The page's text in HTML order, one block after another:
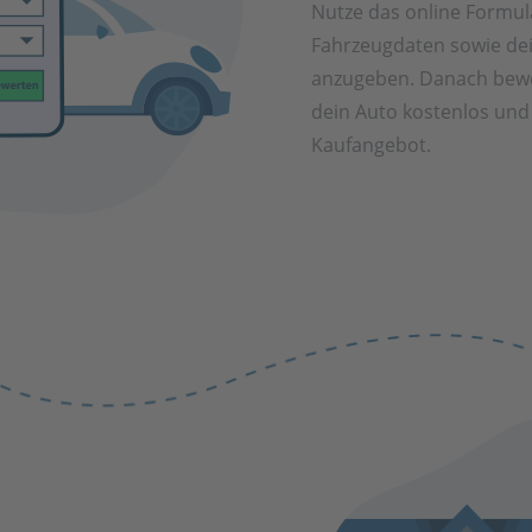
Nutze das online
Fahrzeugdaten sowie
anzugeben. Danach
dein Auto kostenlos
Kaufangebot.